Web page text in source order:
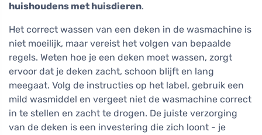
huishoudens met huisdieren.
Het correct wassen van een deken in de wasmachine is
niet moeilijk, maar vereist het volgen van bepaalde
regels. Weten hoe je een deken moet wassen, zorgt
ervoor dat je deken zacht, schoon blijft en lang
meegaat. Volg de instructies op het label, gebruik een
mild wasmiddel en vergeet niet de wasmachine correct
in te stellen en zacht te drogen. De juiste verzorging
van de deken is een investering die zich loont - je